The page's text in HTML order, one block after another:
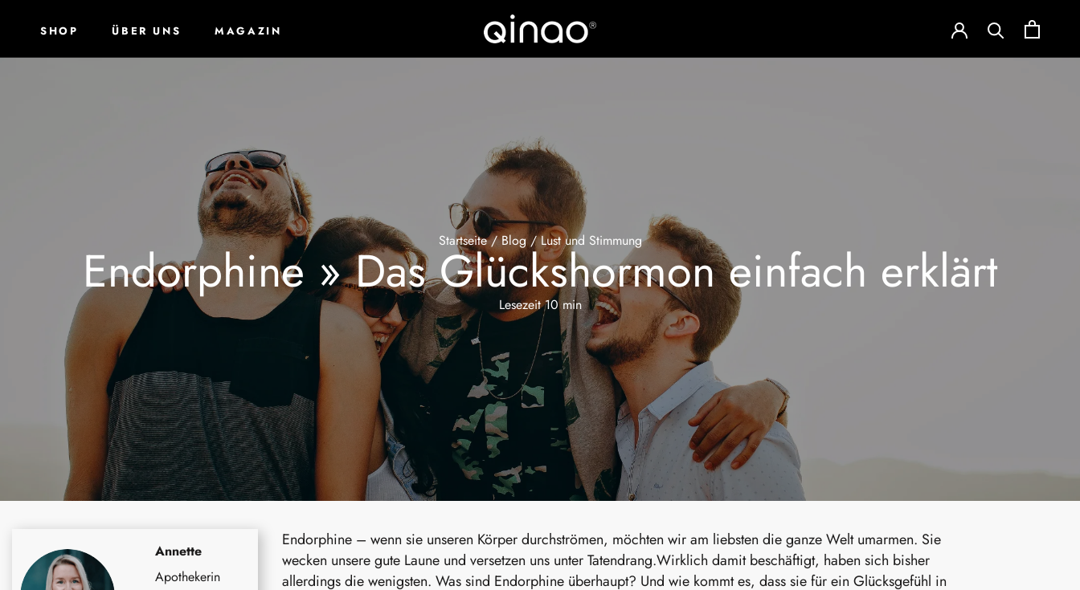
SHOP
ÜBER UNS
MAGAZIN
Startseite/Blog/Lust und Stimmung
Endorphine » Das Glückshormon einfach erklärt
Lesezeit 10 min
Annette
Apothekerin
Endorphine – wenn sie unseren Körper durchströmen, möchten wir am liebsten die ganze Welt umarmen. Sie
wecken unsere gute Laune und versetzen uns unter Tatendrang.Wirklich damit beschäftigt, haben sich bisher
allerdings die wenigsten. Was sind Endorphine überhaupt? Und wie kommt es, dass sie für ein Glücksgefühl in